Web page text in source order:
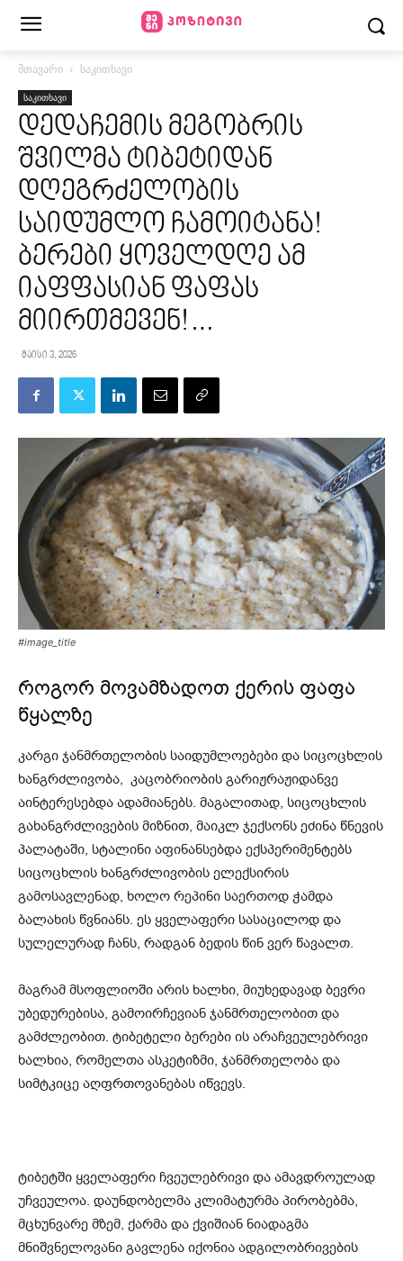
მთავარი საკითხავი
საკითხავი
დედაჩემის მეგობრის
შვილმა ტიბეტიდან
დღეგრძელობის
საიდუმლო ჩამოიტანა!
ბერები ყოველდღე ამ
იაფფასიან ფაფას
მიირთმევენ!…
მაისი 3, 2026
#image_title
როგორ მოვამზადოთ ქერის ფაფა
წყალზე
კარგი ჯანმრთელობის საიდუმლოებები და სიცოცხლის
ხანგრძლივობა, კაცობრიობის გარიჟრაჟიდანვე
აინტერესებდა ადამიანებს. მაგალითად, სიცოცხლის
გახანგრძლივების მიზნით, მაიკლ ჯექსონს ეძინა წნევის
პალატაში, სტალინი აფინანსებდა ექსპერიმენტებს
სიცოცხლის ხანგრძლივობის ელექსირის
გამოსავლენად, ხოლო რეპინი საერთოდ ჭამდა
ბალახის წვნიანს. ეს ყველაფერი სასაცილოდ და
სულელურად ჩანს, რადგან ბედის წინ ვერ წავალთ.
მაგრამ მსოფლიოში არის ხალხი, მიუხედავად ბევრი
უბედურებისა, გამოირჩევიან ჯანმრთელობით და
გამძლეობით. ტიბეტელი ბერები ის არაჩვეულებრივი
ხალხია, რომელთა ასკეტიზმი, ჯანმრთელობა და
სიმტკიცე აღფრთოვანებას იწვევს.
ტიბეტში ყველაფერი ჩვეულებრივი და ამავდროულად
უჩვეულოა. დაუნდობელმა კლიმატურმა პირობებმა,
მცხუნვარე მზემ, ქარმა და ქვიშიან ნიადაგმა
მნიშვნელოვანი გავლენა იქონია ადგილობრივების